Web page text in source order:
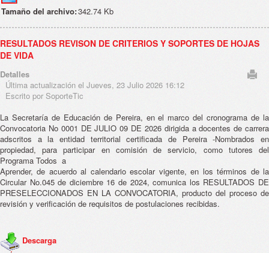
Tamaño del archivo:342.74 Kb
RESULTADOS REVISON DE CRITERIOS Y SOPORTES DE HOJAS
DE VIDA
Detalles
Última actualización el Jueves, 23 Julio 2026 16:12
Escrito por SoporteTic
La Secretaría de Educación de Pereira, en el marco del cronograma de la
Convocatoria No 0001 DE JULIO 09 DE 2026 dirigida a docentes de carrera
adscritos a la entidad territorial certificada de Pereira -Nombrados en
propiedad, para participar en comisión de servicio, como tutores del
Programa Todos a
Aprender, de acuerdo al calendario escolar vigente, en los términos de la
Circular No.045 de diciembre 16 de 2024, comunica los RESULTADOS DE
PRESELECCIONADOS EN LA CONVOCATORIA, producto del proceso de
revisión y verificación de requisitos de postulaciones recibidas.
Descarga